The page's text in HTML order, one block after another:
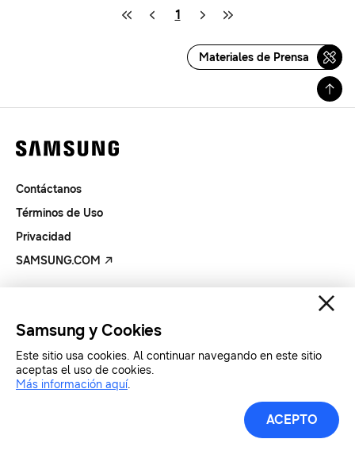
1
Materiales de Prensa
Contáctanos
Términos de Uso
Privacidad
SAMSUNG.COM
Samsung y Cookies
Este sitio usa cookies. Al continuar navegando en este sitio
aceptas el uso de cookies.
Más información aquí.
ACEPTO